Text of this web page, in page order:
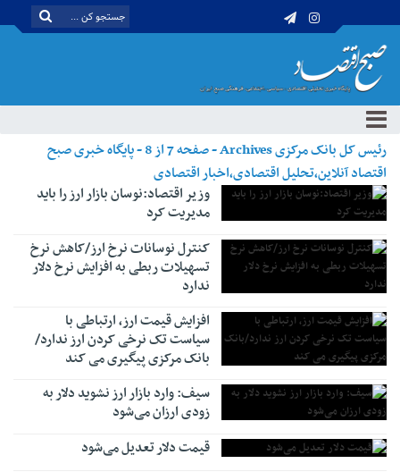
رئیس کل بانک مرکزی Archives - صفحه 7 از 8 - پایگاه خبری صبح
اقتصاد آنلاین،تحلیل اقتصادی،اخبار اقتصادی
وزیر اقتصاد:نوسان بازار ارز را باید
مدیریت کرد
کنترل نوسانات نرخ ارز/کاهش نرخ
تسهیلات ربطی به افزایش نرخ دلار
ندارد
افزایش قیمت ارز، ارتباطی با
سیاست تک نرخی کردن ارز ندارد/
بانک مرکزی پیگیری می کند
سیف: وارد بازار ارز نشوید دلار به
زودی ارزان می‌شود
قیمت دلار تعدیل می‌شود